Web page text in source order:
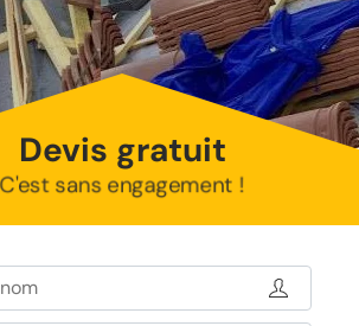
Devis gratuit
C'est sans engagement !